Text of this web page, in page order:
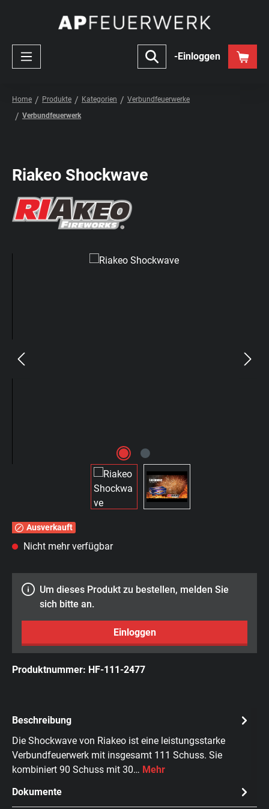
Zum Hauptinhalt springen
-Einloggen
Home Produkte Kategorien
Verbundfeuerwerke
Verbundfeuerwerk
Riakeo Shockwave
Bildergalerie überspringen
Ausverkauft
Nicht mehr verfügbar
Um dieses Produkt zu bestellen, melden Sie
sich bitte an.
Einloggen
Produktnummer: HF-111-2477
Beschreibung
Die Shockwave von Riakeo ist eine leistungsstarke
Verbundfeuerwerk mit insgesamt 111 Schuss. Sie
kombiniert 90 Schuss mit 30… Mehr
Dokumente